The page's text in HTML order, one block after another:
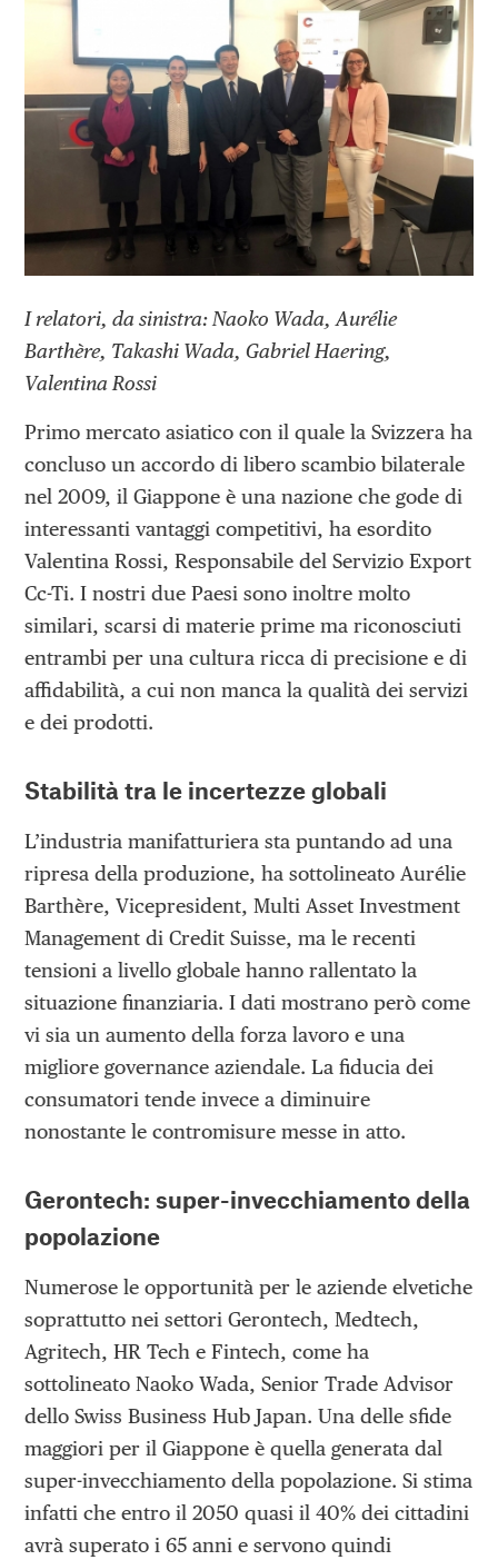
I relatori, da sinistra: Naoko Wada, Aurélie
Barthère, Takashi Wada, Gabriel Haering,
Valentina Rossi
Primo mercato asiatico con il quale la Svizzera ha
concluso un accordo di libero scambio bilaterale
nel 2009, il Giappone è una nazione che gode di
interessanti vantaggi competitivi, ha esordito
Valentina Rossi, Responsabile del Servizio Export
Cc-Ti. I nostri due Paesi sono inoltre molto
similari, scarsi di materie prime ma riconosciuti
entrambi per una cultura ricca di precisione e di
affidabilità, a cui non manca la qualità dei servizi
e dei prodotti.
Stabilità tra le incertezze globali
L’industria manifatturiera sta puntando ad una
ripresa della produzione, ha sottolineato Aurélie
Barthère, Vicepresident, Multi Asset Investment
Management di Credit Suisse, ma le recenti
tensioni a livello globale hanno rallentato la
situazione finanziaria. I dati mostrano però come
vi sia un aumento della forza lavoro e una
migliore governance aziendale. La fiducia dei
consumatori tende invece a diminuire
nonostante le contromisure messe in atto.
Gerontech: super-invecchiamento della
popolazione
Numerose le opportunità per le aziende elvetiche
soprattutto nei settori Gerontech, Medtech,
Agritech, HR Tech e Fintech, come ha
sottolineato Naoko Wada, Senior Trade Advisor
dello Swiss Business Hub Japan. Una delle sfide
maggiori per il Giappone è quella generata dal
super-invecchiamento della popolazione. Si stima
infatti che entro il 2050 quasi il 40% dei cittadini
avrà superato i 65 anni e servono quindi